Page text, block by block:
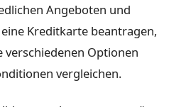
Angeboten und
Kreditkarte beantragen,
verschiedenen Optionen
vergleichen.